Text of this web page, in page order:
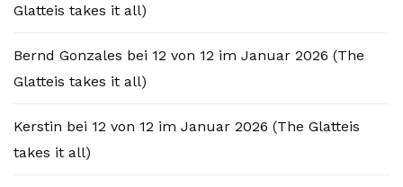
Glatteis takes it all)
Bernd Gonzales bei 12 von 12 im Januar 2026 (The
Glatteis takes it all)
Kerstin bei 12 von 12 im Januar 2026 (The Glatteis
takes it all)